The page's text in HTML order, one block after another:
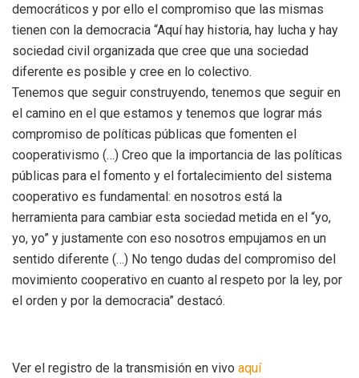
democráticos y por ello el compromiso que las mismas
tienen con la democracia “Aquí hay historia, hay lucha y hay
sociedad civil organizada que cree que una sociedad
diferente es posible y cree en lo colectivo.
Tenemos que seguir construyendo, tenemos que seguir en
el camino en el que estamos y tenemos que lograr más
compromiso de políticas públicas que fomenten el
cooperativismo (…) Creo que la importancia de las políticas
públicas para el fomento y el fortalecimiento del sistema
cooperativo es fundamental: en nosotros está la
herramienta para cambiar esta sociedad metida en el “yo,
yo, yo” y justamente con eso nosotros empujamos en un
sentido diferente (…) No tengo dudas del compromiso del
movimiento cooperativo en cuanto al respeto por la ley, por
el orden y por la democracia” destacó.
Ver el registro de la transmisión en vivo aquí